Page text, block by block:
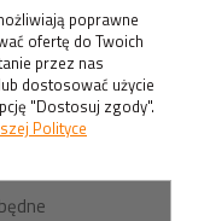
poprawne
ofertę do Twoich
przez nas
dostosować użycie
"Dostosuj zgody".
Polityce